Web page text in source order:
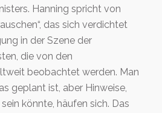
Hanning spricht von
das sich verdichtet
in der Szene der
die von den
beobachtet werden. Man
geplant ist, aber Hinweise,
könnte, häufen sich. Das